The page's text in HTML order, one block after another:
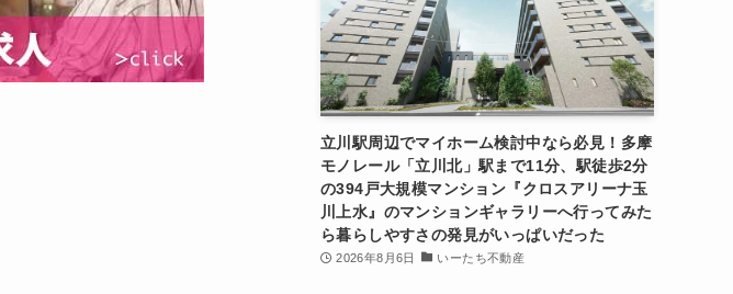
立川駅周辺でマイホーム検討中なら必見！多摩
モノレール「立川北」駅まで11分、駅徒歩2分
の394戸大規模マンション『クロスアリーナ玉
川上水』のマンションギャラリーへ行ってみた
ら暮らしやすさの発見がいっぱいだった
2026年8月6日 いーたち不動産